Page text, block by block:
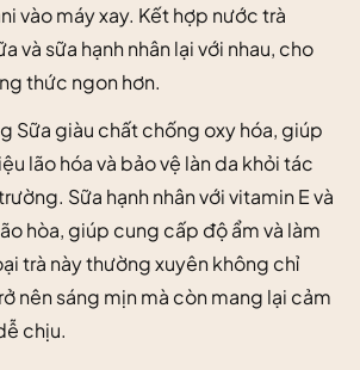
vào máy xay. Kết hợp nước trà
và sữa hạnh nhân lại với nhau, cho
thức ngon hơn.
Sữa giàu chất chống oxy hóa, giúp
lão hóa và bảo vệ làn da khỏi tác
Sữa hạnh nhân với vitamin E và
hòa, giúp cung cấp độ ẩm và làm
trà này thường xuyên không chỉ
nên sáng mịn mà còn mang lại cảm
chịu.